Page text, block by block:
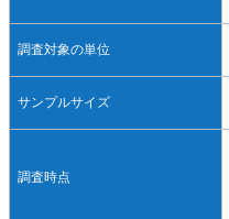
調査対象の単位
サンプルサイズ
調査時点